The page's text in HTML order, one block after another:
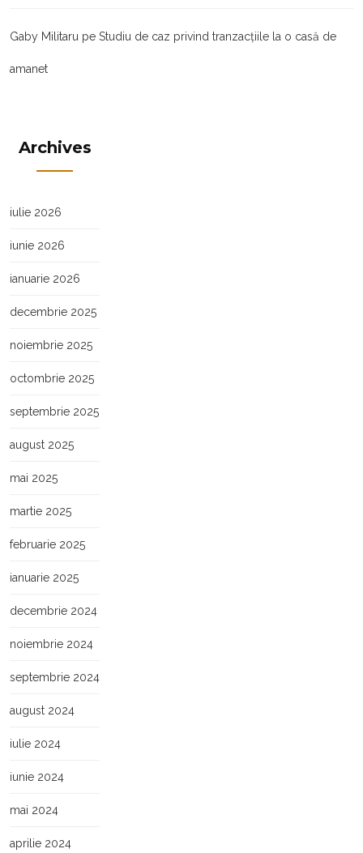
Gaby Militaru pe Studiu de caz privind tranzacţiile la o casă de
amanet
Archives
iulie 2026
iunie 2026
ianuarie 2026
decembrie 2025
noiembrie 2025
octombrie 2025
septembrie 2025
august 2025
mai 2025
martie 2025
februarie 2025
ianuarie 2025
decembrie 2024
noiembrie 2024
septembrie 2024
august 2024
iulie 2024
iunie 2024
mai 2024
aprilie 2024